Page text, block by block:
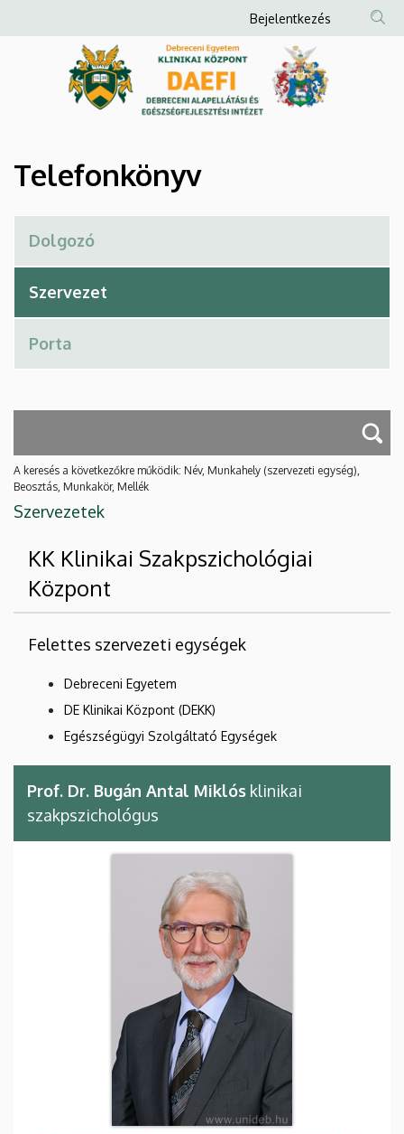
Debreceni
és
Egészségfejlesztési
Intézet
a
Anonim
Felhasználói
fiók
menüje
Bejelentkezés
Telefonkönyv
A keresés a következőkre működik: Név, Munkahely (szervezeti egység),
Beosztás, Munkakör, Mellék
Szervezetek
KK Klinikai Szakpszichológiai
Központ
Felettes szervezeti egységek
Debreceni Egyetem
DE Klinikai Központ (DEKK)
Egészségügyi Szolgáltató Egységek
Prof. Dr. Bugán Antal Miklós klinikai
szakpszichológus